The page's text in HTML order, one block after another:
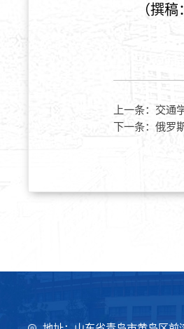
（撰
上一条： 交通
下一条： 俄罗